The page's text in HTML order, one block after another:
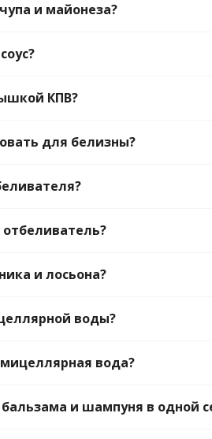
и майонеза?
КПВ?
для белизны?
и лосьона?
воды?
вода?
и шампуня в одной